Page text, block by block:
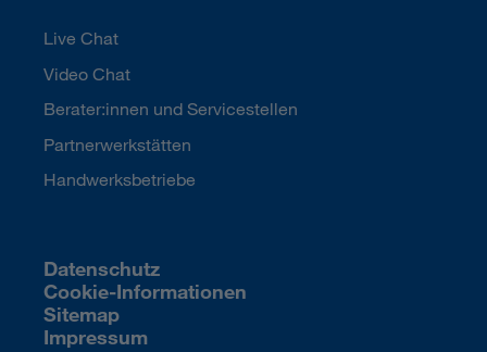
Live Chat
Video Chat
Berater:innen und Servicestellen
Partnerwerkstätten
Handwerksbetriebe
Datenschutz
Cookie-Informationen
Sitemap
Impressum